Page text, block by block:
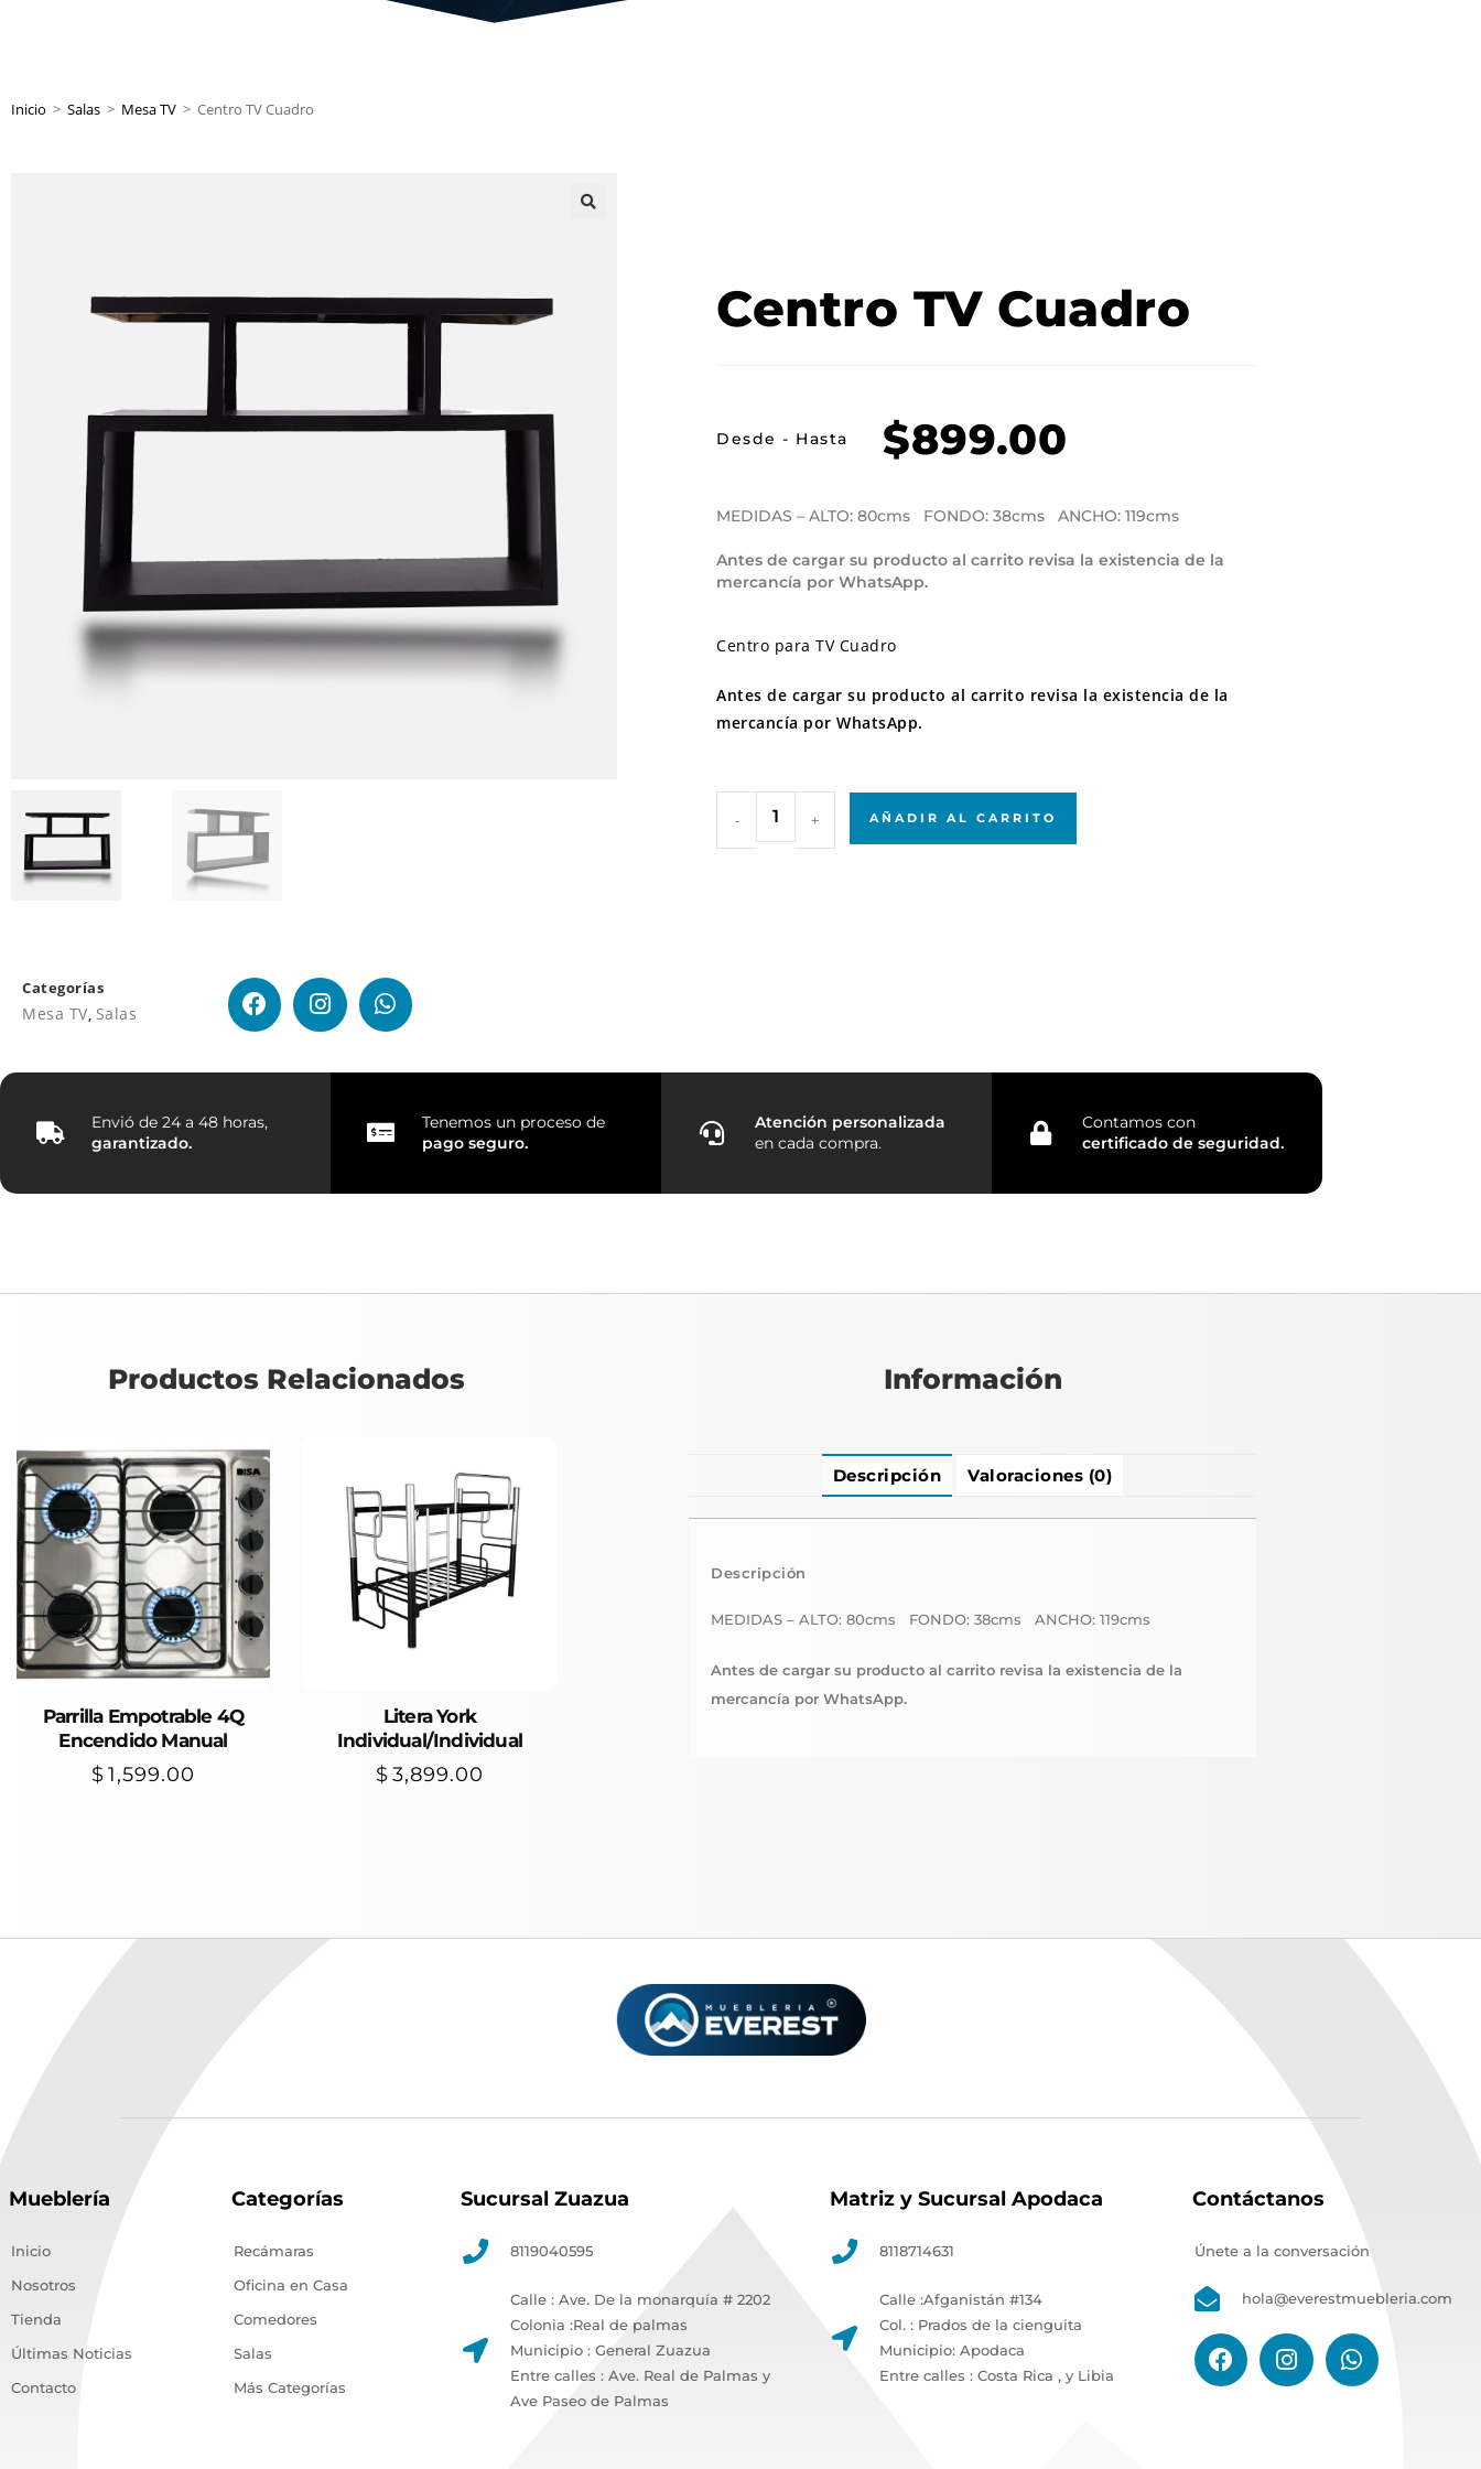
Inicio > Salas > Mesa TV > Centro TV Cuadro
Categorías
Mesa TV, Salas
Centro TV Cuadro
Desde - Hasta $899.00
MEDIDAS – ALTO: 80cms FONDO: 38cms ANCHO: 119cms
Antes de cargar su producto al carrito revisa la existencia de la
mercancía por WhatsApp.
Centro para TV Cuadro
Antes de cargar su producto al carrito revisa la existencia de la
mercancía por WhatsApp.
- + AÑADIR AL CARRITO
Envió de 24 a 48 horas,
garantizado.
Tenemos un proceso de
pago seguro.
Atención personalizada
en cada compra.
Contamos con
certificado de seguridad.
Productos Relacionados
Añadir Al Carrito
Parrilla Empotrable 4Q
Encendido Manual
$1,599.00
Añadir Al Carrito
Litera York
Individual/Individual
$3,899.00
Información
Descripción Valoraciones (0)
Descripción
MEDIDAS – ALTO: 80cms FONDO: 38cms ANCHO: 119cms
Antes de cargar su producto al carrito revisa la existencia de la
mercancía por WhatsApp.
Mueblería
Inicio
Nosotros
Tienda
Últimas Noticias
Contacto
Categorías
Recámaras
Oficina en Casa
Comedores
Salas
Más Categorías
Sucursal Zuazua
8119040595
Calle : Ave. De la monarquía # 2202
Colonia :Real de palmas
Municipio : General Zuazua
Entre calles : Ave. Real de Palmas y
Ave Paseo de Palmas
Matriz y Sucursal Apodaca
8118714631
Calle :Afganistán #134
Col. : Prados de la cienguita
Municipio: Apodaca
Entre calles : Costa Rica , y Libia
Contáctanos
Únete a la conversación
hola@everestmuebleria.com